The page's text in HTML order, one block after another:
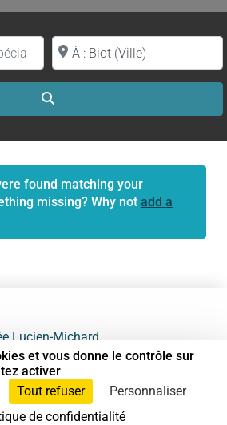
par nom
Proche de (ville ou région)
found matching your
missing? Why not add a
Lucien-Michard
Gargan
09
et vous donne le contrôle sur
activer
Tout refuser
Personnaliser
de confidentialité